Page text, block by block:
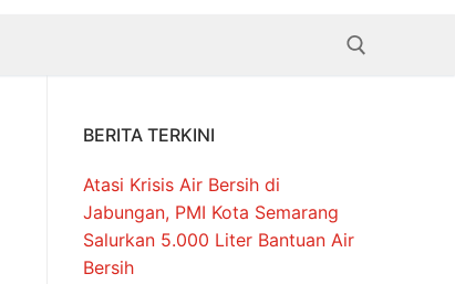
Cari:
BERITA TERKINI
Atasi Krisis Air Bersih di
Jabungan, PMI Kota Semarang
Salurkan 5.000 Liter Bantuan Air
Bersih